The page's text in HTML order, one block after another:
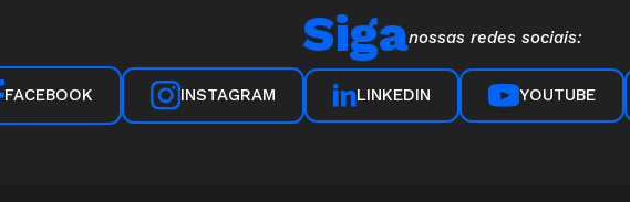
Siganossas redes sociais:
FACEBOOK INSTAGRAM LINKEDIN YOUTUBE